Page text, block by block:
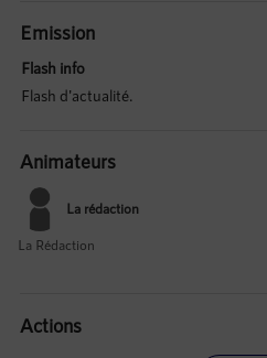
Emission
Flash info
Flash d'actualité.
Animateurs
La rédaction
La Rédaction
Actions